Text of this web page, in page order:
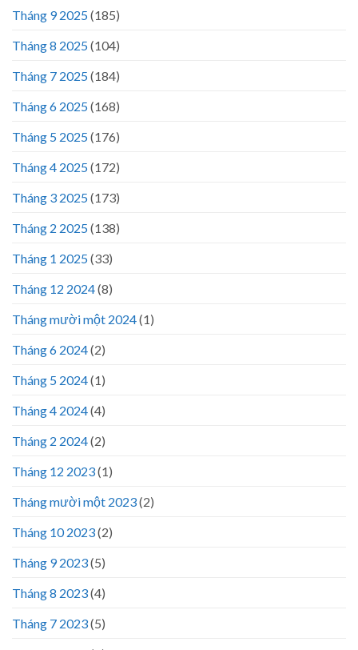
Tháng 9 2025(185)
Tháng 8 2025(104)
Tháng 7 2025(184)
Tháng 6 2025(168)
Tháng 5 2025(176)
Tháng 4 2025(172)
Tháng 3 2025(173)
Tháng 2 2025(138)
Tháng 1 2025(33)
Tháng 12 2024(8)
Tháng mười một 2024(1)
Tháng 6 2024(2)
Tháng 5 2024(1)
Tháng 4 2024(4)
Tháng 2 2024(2)
Tháng 12 2023(1)
Tháng mười một 2023(2)
Tháng 10 2023(2)
Tháng 9 2023(5)
Tháng 8 2023(4)
Tháng 7 2023(5)